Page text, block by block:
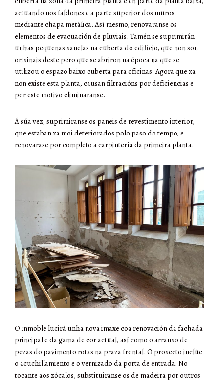
actuando nos faldones e a parte superior dos muros
mediante chapa metálica. Así mesmo, renovaranse os
elementos de evacuación de pluviais. Tamén se suprimirán
unhas pequenas xanelas na cuberta do edificio, que non son
orixinais deste pero que se abriron na época na que se
utilizou o espazo baixo cuberta para oficinas. Agora que xa
non existe esta planta, causan filtracións por deficiencias e
por este motivo eliminaranse.
Á súa vez, suprimiranse os paneis de revestimento interior,
que estaban xa moi deteriorados polo paso do tempo, e
renovarase por completo a carpintería da primeira planta.
O inmoble lucirá unha nova imaxe coa renovación da fachada
principal e da gama de cor actual, así como o arranxo de
pezas do pavimento rotas na praza frontal. O proxecto inclúe
o acuchillamiento e o vernizado da porta de entrada. No
tocante aos zócalos, substituiranse os de madeira por outros